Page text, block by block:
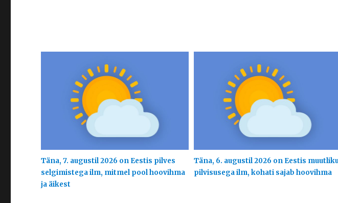
Täna, 7. augustil 2026 on Eestis pilves
selgimistega ilm, mitmel pool hoovihma
ja äikest
Täna, 6. augustil 2026 on Eestis
pilvisusega ilm, kohati sajab hoovihma